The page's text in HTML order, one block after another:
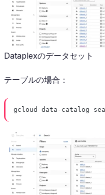
Dataplexのデータセット
テーブルの場合：
gcloud data-catalog